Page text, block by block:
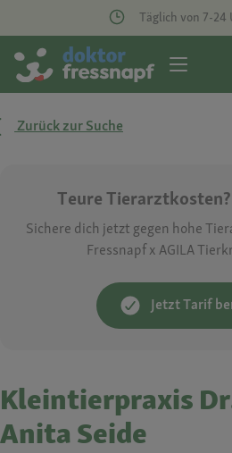
Täglich von 7-24
Zurück zur Suche
Teure
Sichere dich jetzt gegen hohe
Fressnapf x AGILA
Jetzt Tarif
Kleintierpraxis
Anita Seide